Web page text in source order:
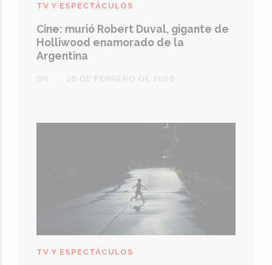
Cine: murió Robert Duval, gigante de
Holliwood enamorado de la
Argentina
SN
TV Y ESPECTÁCULOS
16 DE FEBRERO DE 2026
TV Y ESPECTÁCULOS